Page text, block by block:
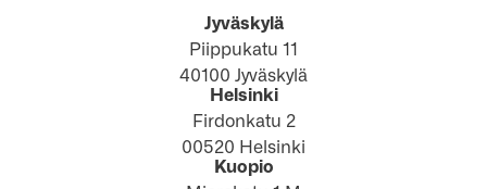
Jyväskylä
Piippukatu 11
40100 Jyväskylä
Helsinki
Firdonkatu 2
00520 Helsinki
Kuopio